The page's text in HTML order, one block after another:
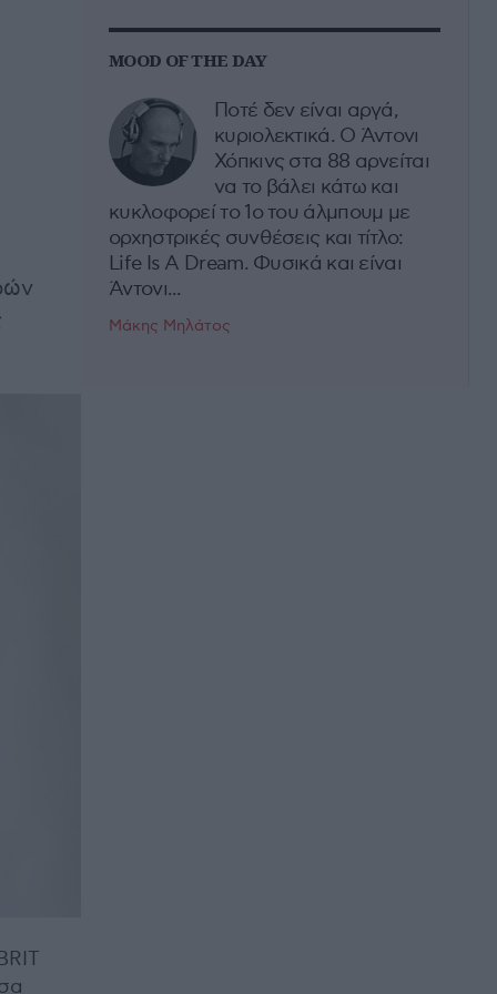
MOOD OF THE DAY
Ποτέ δεν είναι αργά,
κυριολεκτικά. Ο Άντονι
Χόπκινς στα 88 αρνείται
να το βάλει κάτω και
κυκλοφορεί το 1ο του άλμπουμ με
ορχηστρικές συνθέσεις και τίτλο:
Life Is A Dream. Φυσικά και είναι
Άντονι...
Μάκης Μηλάτος